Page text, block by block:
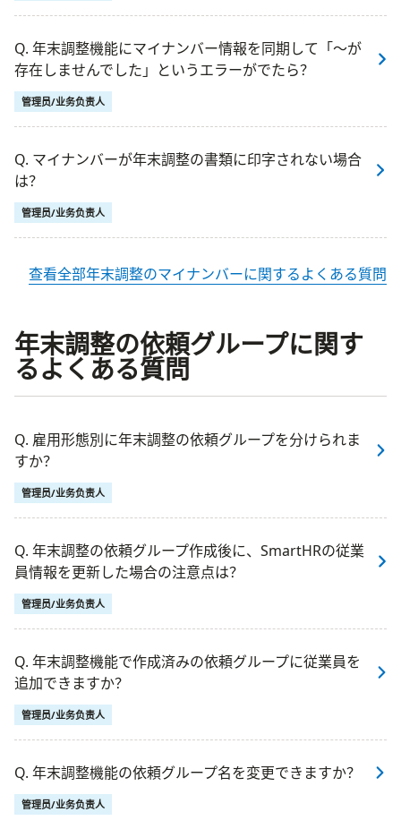
Q. 年末調整機能にマイナンバー情報を同期して「〜が
存在しませんでした」というエラーがでたら？
管理员/业务负责人
Q. マイナンバーが年末調整の書類に印字されない場合
は？
管理员/业务负责人
查看全部年末調整のマイナンバーに関するよくある質問
年末調整の依頼グループに関す
るよくある質問
Q. 雇用形態別に年末調整の依頼グループを分けられま
すか？
管理员/业务负责人
Q. 年末調整の依頼グループ作成後に、SmartHRの従業
員情報を更新した場合の注意点は？
管理员/业务负责人
Q. 年末調整機能で作成済みの依頼グループに従業員を
追加できますか？
管理员/业务负责人
Q. 年末調整機能の依頼グループ名を変更できますか？
管理员/业务负责人